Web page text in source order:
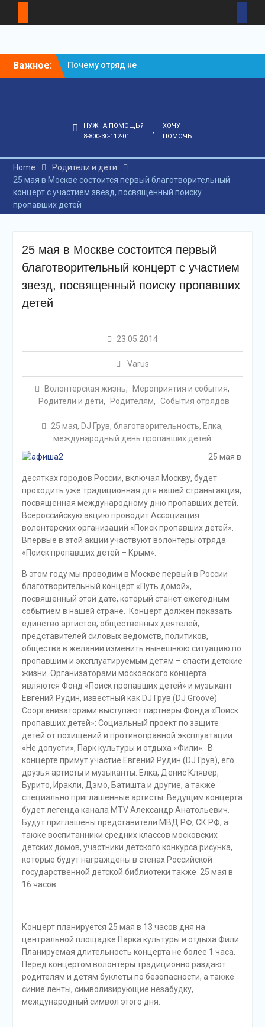
SkipВажное:
Почему отряд не
рассказывает всех
НУЖНА ПОМОЩЬ?
8-800-30-112-01
ХОЧУ
ПОМОЧЬ
Home
Родители и дети
25 мая в Москве состоится первый благотворительный
концерт с участием звезд, посвященный поиску
пропавших детей
25 мая в Москве состоится первый
благотворительный концерт с участием
звезд, посвященный поиску пропавших
детей
23.05.2014
Varus
Волонтерская жизнь, Мероприятия и события,
Родители и дети, Родителям, События отрядов
25 мая, DJ Грув,благотворительность, Елка,
международный день пропавших детей
25 мая в
десятках городов России, включая Москву, будет
проходить уже традиционная для нашей страны акция,
посвященная международному дню пропавших детей.
Всероссийскую акцию проводит Ассоциация
волонтерских организаций «Поиск пропавших детей».
Впервые в этой акции участвуют волонтеры отряда
«Поиск пропавших детей – Крым».
В этом году мы проводим в Москве первый в России
благотворительный концерт «Путь домой»,
посвященный этой дате, который станет ежегодным
событием в нашей стране. Концерт должен показать
единство артистов, общественных деятелей,
представителей силовых ведомств, политиков,
общества в желании изменить нынешнюю ситуацию по
пропавшим и эксплуатируемым детям – спасти детские
жизни. Организаторами московского концерта
являются Фонд «Поиск пропавших детей» и музыкант
Евгений Рудин, известный как DJ Грув (DJ Groove).
Соорганизаторами выступают партнеры Фонда «Поиск
пропавших детей»: Социальный проект по защите
детей от похищений и противоправной эксплуатации
«Не допусти», Парк культуры и отдыха «Фили». В
концерте примут участие Евгений Рудин (DJ Грув), его
друзья артисты и музыканты: Ёлка, Денис Клявер,
Бурито, Иракли, Дэмо, Батишта и другие, а также
специально приглашенные артисты. Ведущим концерта
будет легенда канала MTV Александр Анатольевич.
Будут приглашены представители МВД РФ, СК РФ, а
также воспитанники средних классов московских
детских домов, участники детского конкурса рисунка,
которые будут награждены в стенах Российской
государственной детской библиотеки также 25 мая в
16 часов.
Концерт планируется 25 мая в 13 часов дня на
центральной площадке Парка культуры и отдыха Фили.
Планируемая длительность концерта не более 1 часа.
Перед концертом волонтеры традиционно раздают
родителям и детям буклеты по безопасности, а также
синие ленты, символизирующие незабудку,
международный символ этого дня.